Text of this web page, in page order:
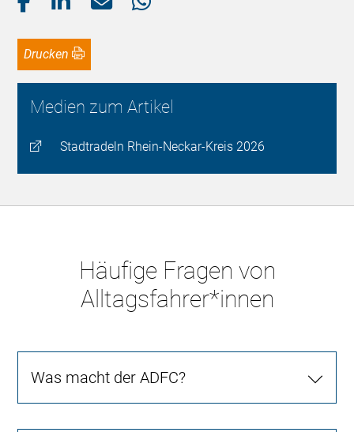
Drucken
Medien zum Artikel
Stadtradeln Rhein-Neckar-Kreis 2026
Häufige Fragen von
Alltagsfahrer*innen
Was macht der ADFC?